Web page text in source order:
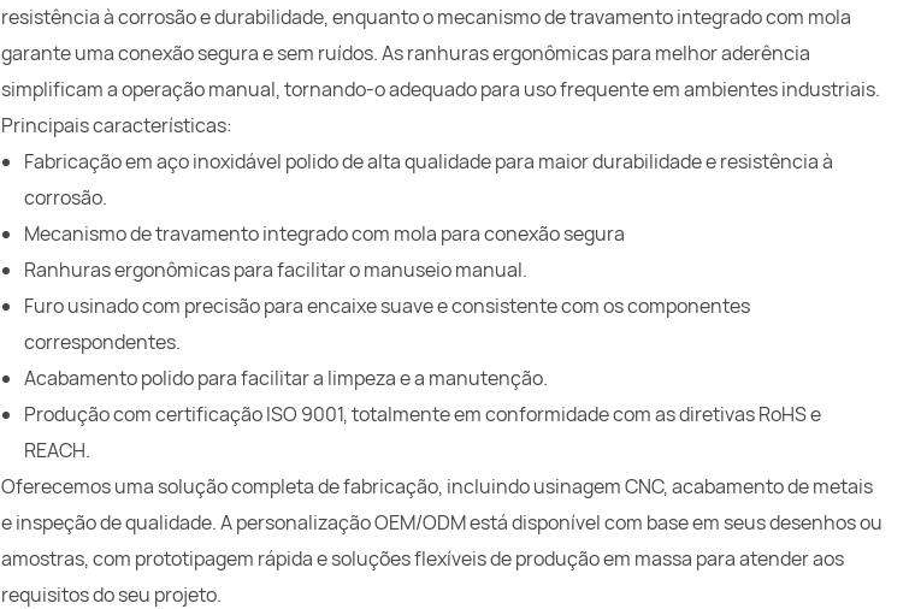
resistência à corrosão e durabilidade, enquanto o mecanismo de travamento integrado com mola
garante uma conexão segura e sem ruídos. As ranhuras ergonômicas para melhor aderência
simplificam a operação manual, tornando-o adequado para uso frequente em ambientes industriais.
Principais características:
Fabricação em aço inoxidável polido de alta qualidade para maior durabilidade e resistência à
corrosão.
Mecanismo de travamento integrado com mola para conexão segura
Ranhuras ergonômicas para facilitar o manuseio manual.
Furo usinado com precisão para encaixe suave e consistente com os componentes
correspondentes.
Acabamento polido para facilitar a limpeza e a manutenção.
Produção com certificação ISO 9001, totalmente em conformidade com as diretivas RoHS e
REACH.
Oferecemos uma solução completa de fabricação, incluindo usinagem CNC, acabamento de metais
e inspeção de qualidade. A personalização OEM/ODM está disponível com base em seus desenhos ou
amostras, com prototipagem rápida e soluções flexíveis de produção em massa para atender aos
requisitos do seu projeto.